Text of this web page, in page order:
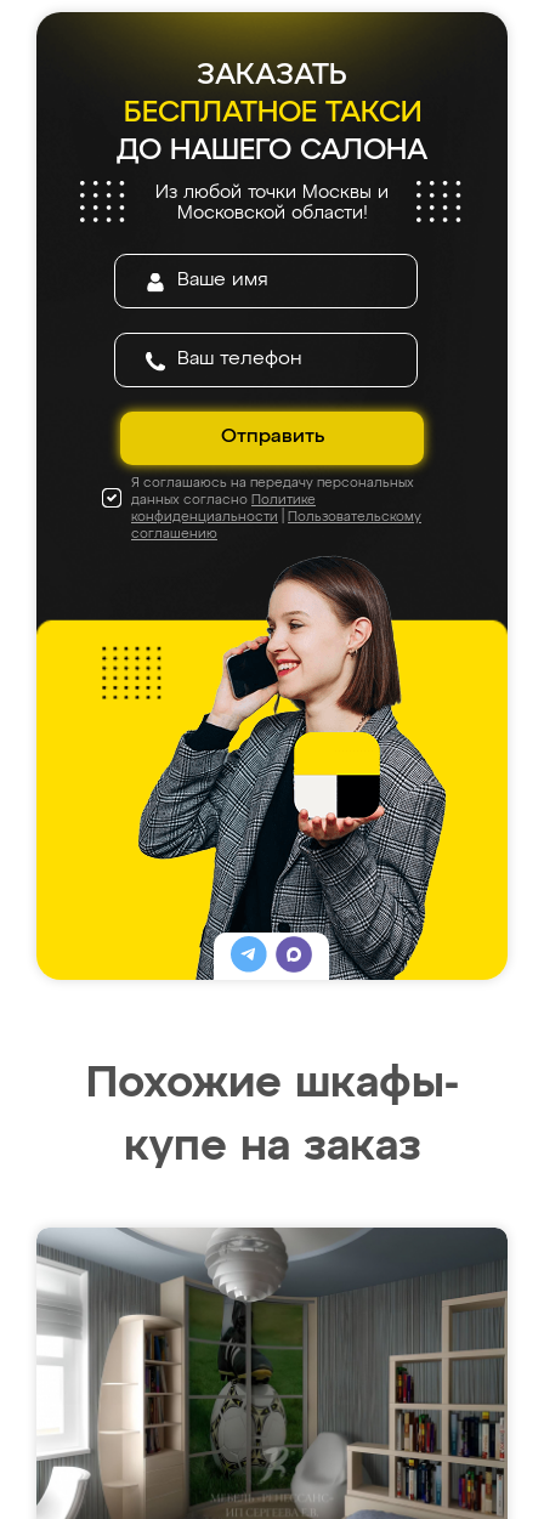
ЗАКАЗАТЬ
БЕСПЛАТНОЕ ТАКСИ
ДО НАШЕГО САЛОНА
Из любой точки Москвы и
Московской области!
Отправить
Я соглашаюсь на передачу персональных
данных согласно Политике
конфиденциальности
Пользовательскому
соглашению
Похожие шкафы-
купе на заказ